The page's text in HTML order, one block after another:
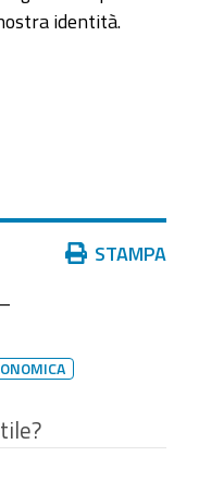
identità.
STAMPA